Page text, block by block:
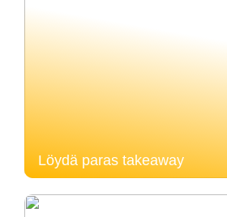
Löydä paras takeaway